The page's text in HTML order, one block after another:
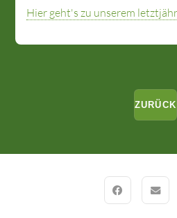
Hier geht's zu unserem
ZURÜCK